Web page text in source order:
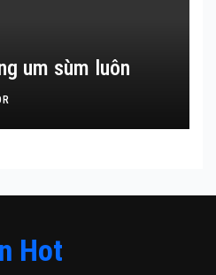
um sùm luôn
Hot